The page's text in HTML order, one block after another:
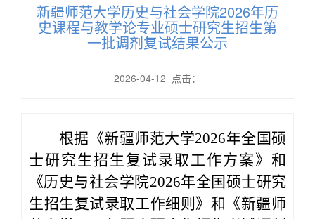
新疆师范大学历史与社会学院2026年历
史课程与教学论专业硕士研究生招生第
一批调剂复试结果公示
2026-04-12 点击：
根据《新疆师范大学2026年全国硕
士研究生招生复试录取工作方案》和
《历史与社会学院2026年全国硕士研究
生招生复试录取工作细则》 和《新疆师